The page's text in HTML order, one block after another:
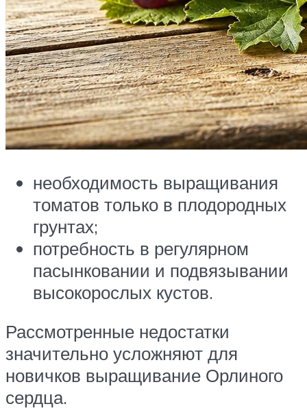
необходимость выращивания
томатов только в плодородных
грунтах;
потребность в регулярном
пасынковании и подвязывании
высокорослых кустов.
Рассмотренные недостатки
значительно усложняют для
новичков выращивание Орлиного
сердца.